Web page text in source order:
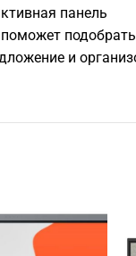
панель
и